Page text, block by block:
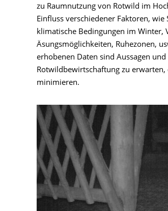
zu Raumnutzung von Rotwild im
Einfluss verschiedener Faktoren, wie
klimatische Bedingungen im Winter,
Äsungsmöglichkeiten, Ruhezonen,
erhobenen Daten sind Aussagen
Rotwildbewirtschaftung zu
minimieren.